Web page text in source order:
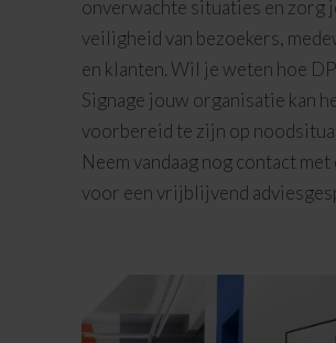
onverwachte situaties en zorg
veiligheid van bezoekers,
en klanten. Wil je weten hoe
Signage jouw organisatie kan
voorbereid te zijn op
Neem vandaag nog contact met
voor een vrijblijvend